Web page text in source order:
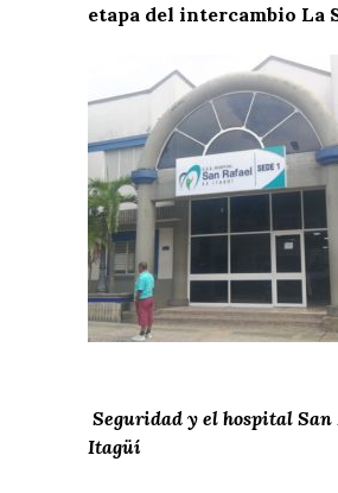
etapa del intercambio La
Seguridad y el hospital San
Itagüí